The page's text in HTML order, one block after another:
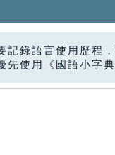
記錄語言使用歷程
使用《國語小字